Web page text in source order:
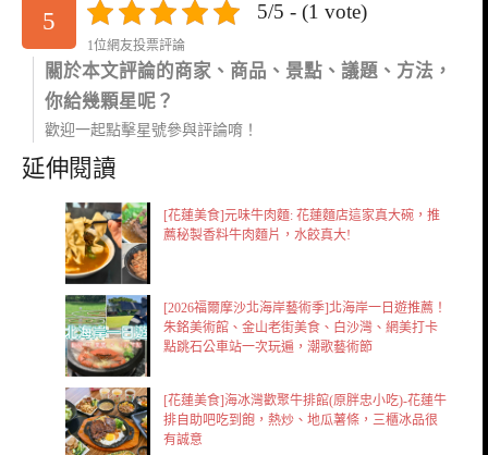
5 5/5 - (1 vote)
1位網友投票評論
關於本文評論的商家、商品、景點、議題、方法，
你給幾顆星呢？
歡迎一起點擊星號參與評論唷！
延伸閱讀
[花蓮美食]元味牛肉麵: 花蓮麵店這家真大碗，推
薦秘製香料牛肉麵片，水餃真大!
[2026福爾摩沙北海岸藝術季]北海岸一日遊推薦！
朱銘美術館、金山老街美食、白沙灣、網美打卡
點跳石公車站一次玩遍，潮歌藝術節
[花蓮美食]海冰灣歡聚牛排館(原胖忠小吃)-花蓮牛
排自助吧吃到飽，熱炒、地瓜薯條，三櫃冰品很
有誠意